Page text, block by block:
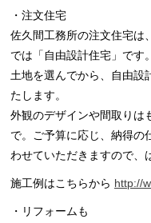
・注文住宅
佐久間工務所の注文住宅は
では「自由設計住宅」です。
土地を選んでから、自由設
たします。
外観のデザインや間取りは
で。ご予算に応じ、納得の
わせていただきますので、
施工例はこちらから http://
・リフォームも